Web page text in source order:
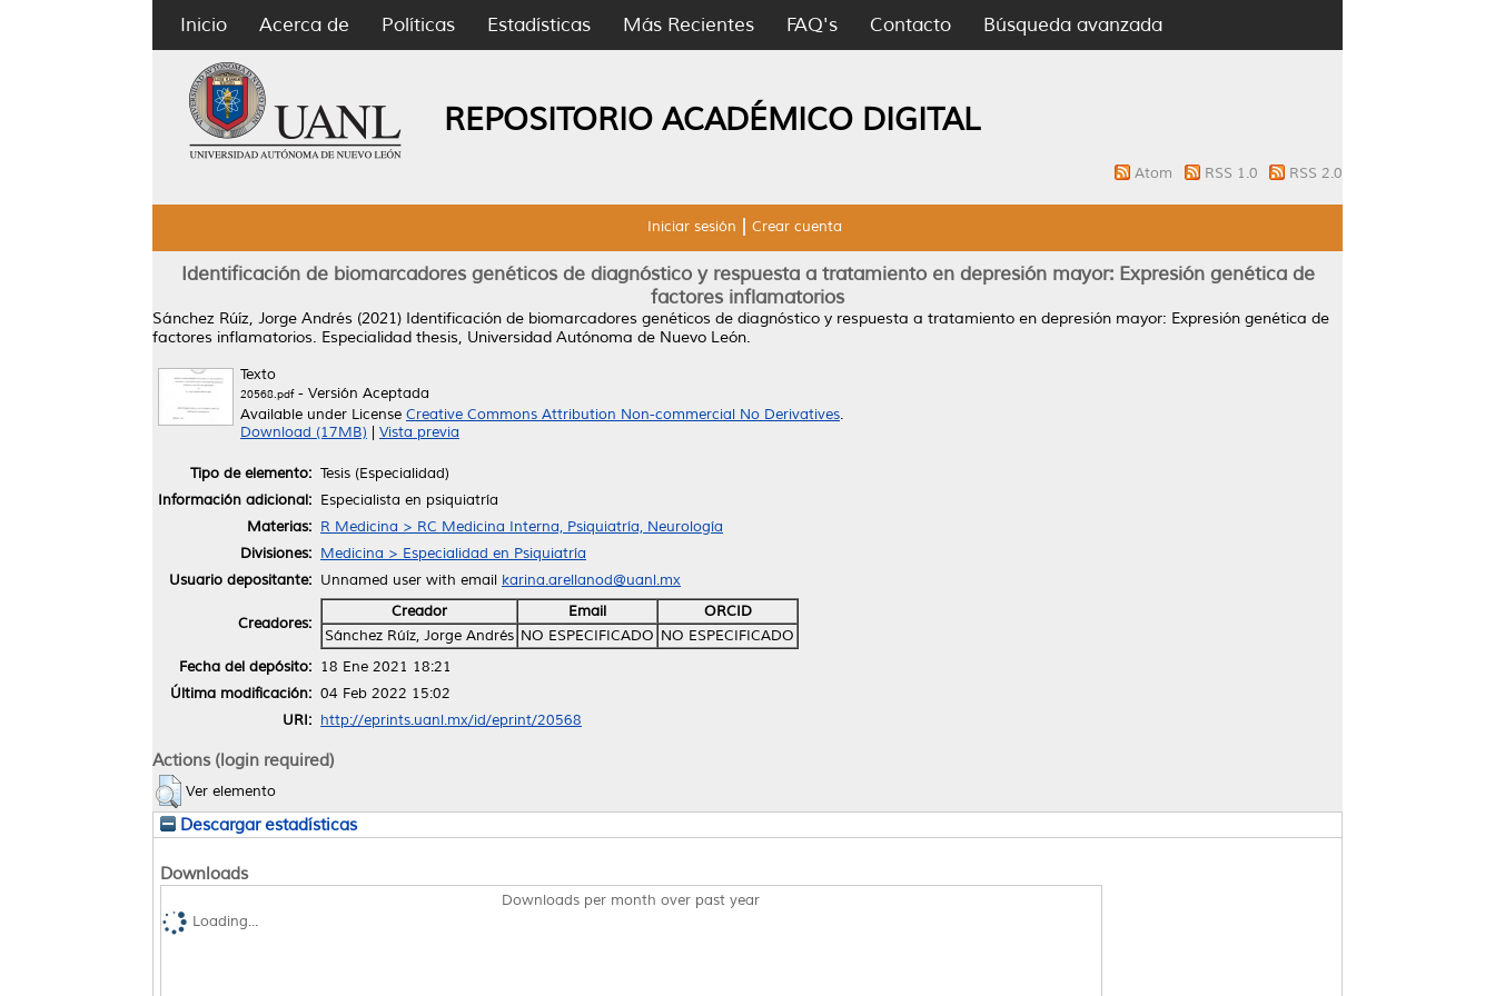
Inicio Acerca de Políticas Estadísticas Más Recientes FAQ's Contacto Búsqueda avanzada
REPOSITORIO ACADÉMICO DIGITAL
Atom RSS 1.0 RSS 2.0
Iniciar sesión Crear cuenta
Identificación de biomarcadores genéticos de diagnóstico y respuesta a tratamiento en depresión mayor: Expresión genética de
factores inflamatorios
Sánchez Rúíz, Jorge Andrés (2021) Identificación de biomarcadores genéticos de diagnóstico y respuesta a tratamiento en depresión mayor: Expresión genética de
factores inflamatorios. Especialidad thesis, Universidad Autónoma de Nuevo León.
Texto
20568.pdf- Versión Aceptada
Available under License Creative Commons Attribution Non-commercial No Derivatives.
Download (17MB)
Vista previa
Tipo de elemento: Tesis (Especialidad)
Información adicional: Especialista en psiquiatría
Materias: R Medicina > RC Medicina Interna, Psiquiatría, Neurología
Divisiones: Medicina > Especialidad en Psiquiatría
Usuario depositante: Unnamed user with email karina.arellanod@uanl.mx
Creadores:
Creador Email
ORCID
Sánchez Rúíz, Jorge Andrés NO ESPECIFICADO NO ESPECIFICADO
Fecha del depósito: 18 Ene 2021 18:21
Última modificación: 04 Feb 2022 15:02
URI: http://eprints.uanl.mx/id/eprint/20568
Actions (login required)
Ver elemento
Descargar estadísticas
Downloads
Downloads per month over past year
Loading...